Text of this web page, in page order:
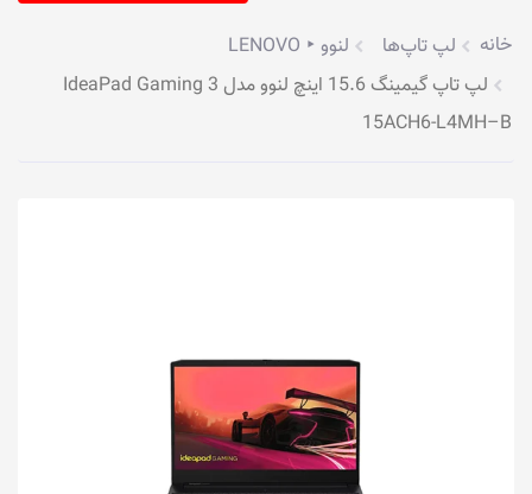
خانه لپ تاپ‌ها
لنوو ‣ LENOVO
لپ تاپ گیمینگ 15.6 اینچ لنوو مدل IdeaPad Gaming 3
15ACH6-L4MH–B